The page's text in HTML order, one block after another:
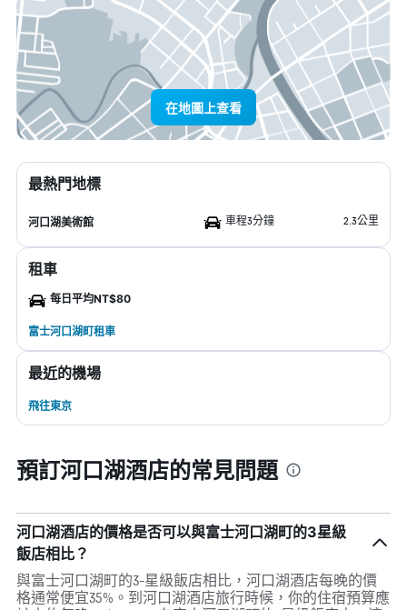
在地圖上查看
最熱門地標
河口湖美術館 車程3分鐘 2.3公里
租車
每日平均NT$80
富士河口湖町租車
最近的機場
飛往東京
預訂河口湖酒店的常見問題
河口湖酒店的價格是否可以與富士河口湖町的3星級
飯店相比？
與富士河口湖町的3-星級飯店相比，河口湖酒店每晚的價
格通常便宜35%。到河口湖酒店旅行時候，你的住宿預算應